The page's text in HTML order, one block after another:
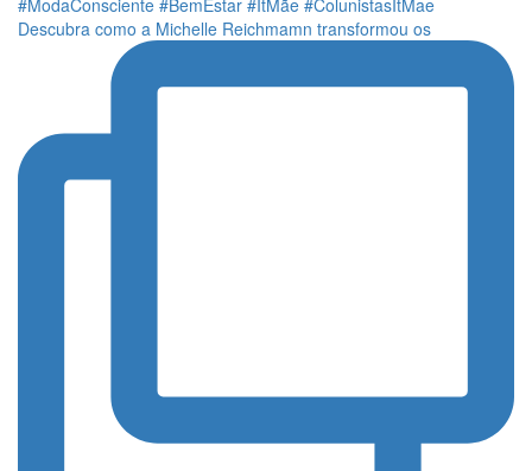
Descubra como a Michelle Reichmamn transformou os